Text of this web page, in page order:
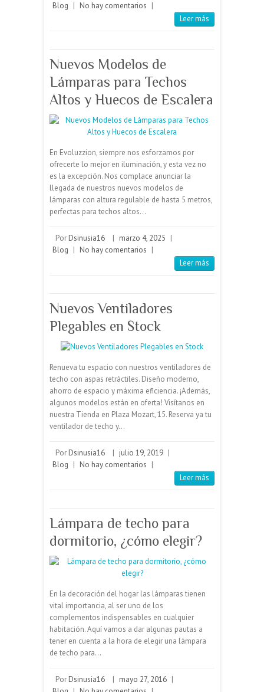
Lámparas para Techos
En Evoluzzion, siempre nos esforzamos por
ofrecerte lo mejor en iluminación, y esta vez no
es la excepción. Nos complace anunciar la
llegada de nuestros nuevos modelos de
lámparas con altura regulable de hasta 5 metros,
Por Dsinusia16 marzo 4, 2025
Blog
No hay comentarios
Leer más
Nuevos Ventiladores
Plegables en Stock
techo con aspas retráctiles. Diseño moderno,
ahorro de espacio y máxima eficiencia. ¡Además,
algunos modelos están en oferta! Visítanos en
nuestra Tienda en Plaza Mozart, 15. Reserva ya tu
Dsinusia16 julio 19, 2019
Blog
No hay comentarios
Leer más
Lámpara de techo para
dormitorio, ¿cómo elegir?
En la decoración del hogar las lámparas tienen
vital importancia, al ser uno de los
complementos indispensables en cualquier
habitación. Aquí vamos a dar algunas pautas a
tener en cuenta a la hora de elegir una lámpara
Dsinusia16 | mayo 27, 2016
Blog
| No hay comentarios
|
Leer más
Los ventiladores como